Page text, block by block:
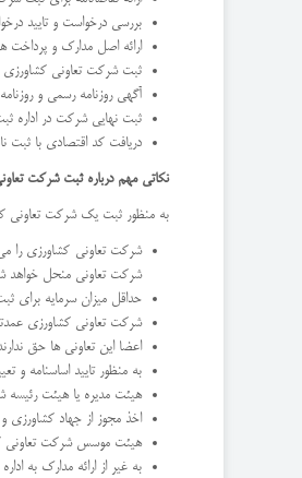
بررسی درخواست و تایید
ارائه اصل مدارک و
ثبت شرکت تعاونی کشاورزی
آگهی روزنامه رسمی و
ثبت نهایی شرکت در اداره
دریافت کد اقتصادی با ثبت
نکاتی مهم درباره ثبت شرکت
به منظور ثبت یک شرکت تعاونی
شرکت تعاونی کشاورزی را می
شرکت تعاونی منحل خواهد
حداقل میزان سرمایه برای ثبت شرکت تعاونی کشاورزی 100 میلیون ریال است. اگر شرکت تعاونی
شرکت تعاونی کشاورزی
اعضا این تعاونی ها حق
به منظور تایید اساسنامه
هیئت مدیره یا هیئت رئیسه
اخذ مجوز از جهاد کشاورزی و
هیئت موسس شرکت تعاونی
به غیر از ارائه مدارک به